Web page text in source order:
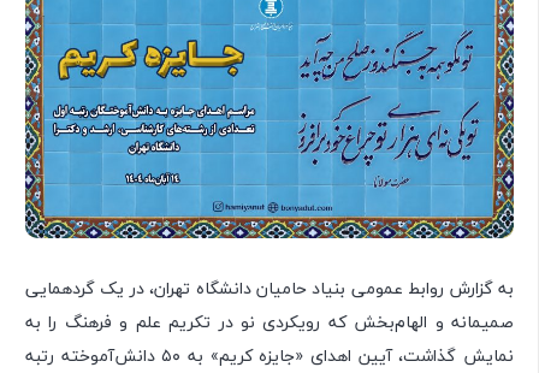
به گزارش روابط عمومی بنیاد حامیان دانشگاه تهران، در یک گردهمایی
صمیمانه و الهام‌بخش که رویکردی نو در تکریم علم و فرهنگ را به
نمایش گذاشت، آیین اهدای «جایزه کریم» به ۵۰ دانش‌آموخته رتبه